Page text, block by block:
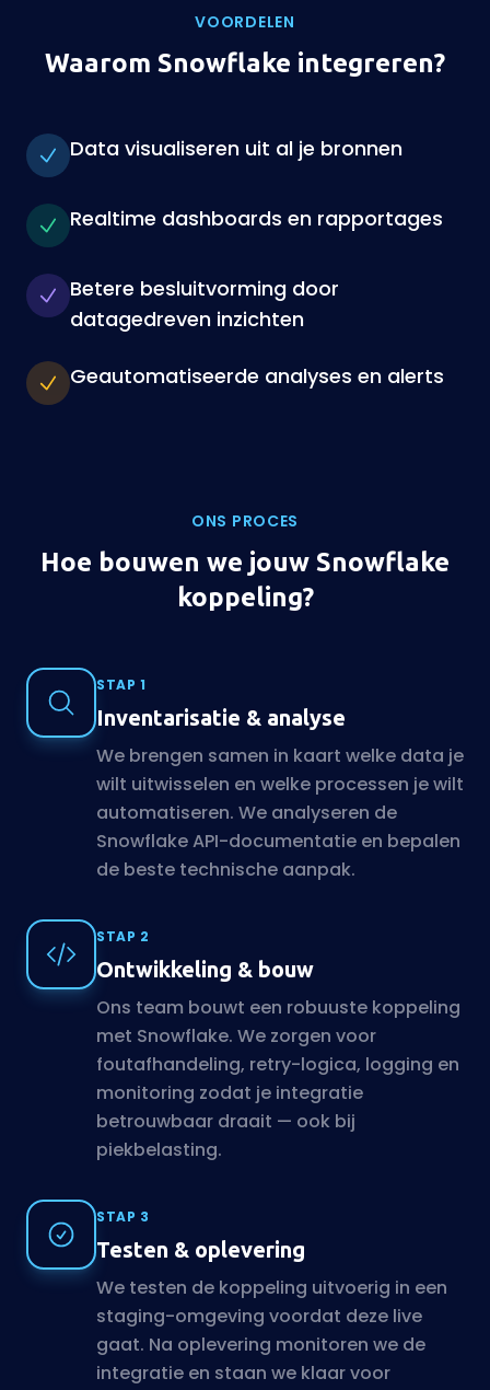
VOORDELEN
Waarom Snowflake integreren?
Data visualiseren uit al je bronnen
Realtime dashboards en rapportages
Betere besluitvorming door
datagedreven inzichten
Geautomatiseerde analyses en alerts
ONS PROCES
Hoe bouwen we jouw Snowflake
koppeling?
STAP 1
Inventarisatie & analyse
We brengen samen in kaart welke data je
wilt uitwisselen en welke processen je wilt
automatiseren. We analyseren de
Snowflake API-documentatie en bepalen
de beste technische aanpak.
STAP 2
Ontwikkeling & bouw
Ons team bouwt een robuuste koppeling
met Snowflake. We zorgen voor
foutafhandeling, retry-logica, logging en
monitoring zodat je integratie
betrouwbaar draait — ook bij
piekbelasting.
STAP 3
Testen & oplevering
We testen de koppeling uitvoerig in een
staging-omgeving voordat deze live
gaat. Na oplevering monitoren we de
integratie en staan we klaar voor